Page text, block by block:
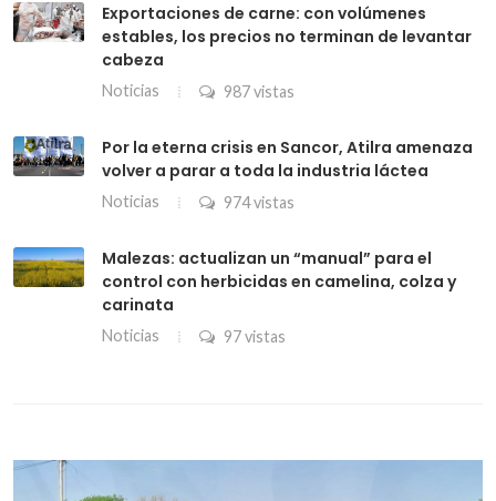
Exportaciones de carne: con volúmenes
estables, los precios no terminan de levantar
cabeza
Noticias 987 vistas
Por la eterna crisis en Sancor, Atilra amenaza
volver a parar a toda la industria láctea
Noticias 974 vistas
Malezas: actualizan un “manual” para el
control con herbicidas en camelina, colza y
carinata
Noticias 97 vistas